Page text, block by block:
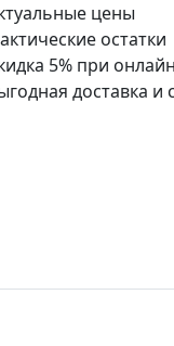
цены
остатки
5% при
доставка и